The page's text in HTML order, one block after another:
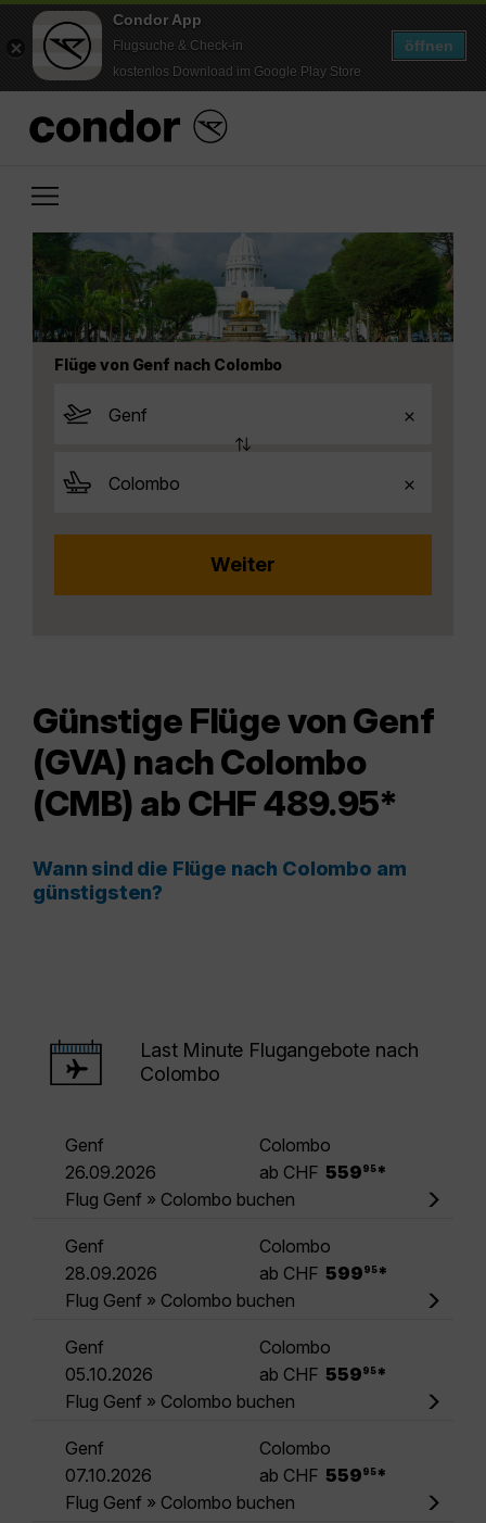
Condor App
Flugsuche & Check-in
kostenlos Download im Google Play Store
öffnen
Flüge von Genf nach Colombo
Günstige Flüge von Genf
(GVA) nach Colombo
(CMB) ab CHF 489.95*
Wann sind die Flüge nach Colombo am
günstigsten?
Last Minute Flugangebote nach
Colombo
Genf
Colombo
26.09.2026
ab CHF 559 95 *
Flug Genf » Colombo buchen
Genf
Colombo
28.09.2026
ab CHF 599 95 *
Flug Genf » Colombo buchen
Genf
Colombo
05.10.2026
ab CHF 559 95 *
Flug Genf » Colombo buchen
Genf
Colombo
07.10.2026
ab CHF 559 95 *
Flug Genf » Colombo buchen